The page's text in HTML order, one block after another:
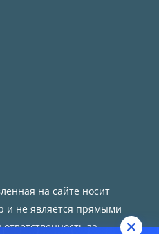
на сайте носит
и не является прямыми
за